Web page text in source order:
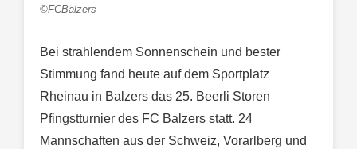
©FCBalzers
Bei strahlendem Sonnenschein und bester
Stimmung fand heute auf dem Sportplatz
Rheinau in Balzers das 25. Beerli Storen
Pfingstturnier des FC Balzers statt. 24
Mannschaften aus der Schweiz, Vorarlberg und